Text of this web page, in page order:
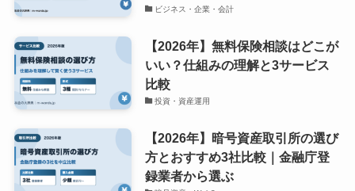
ビジネス・企業・会計
【2026年】無料保険相談はどこが
いい？仕組みの理解と3サービス
比較
投資・資産運用
【2026年】暗号資産取引所の選び
方とおすすめ3社比較｜金融庁登
録業者から選ぶ